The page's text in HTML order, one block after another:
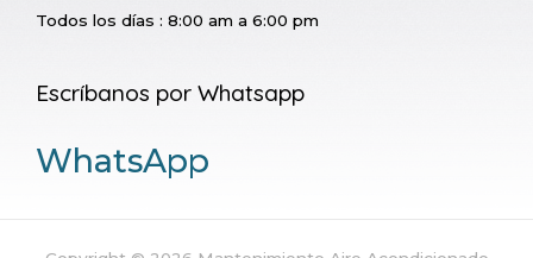
Todos los días : 8:00 am a 6:00 pm
Escríbanos por Whatsapp
WhatsApp